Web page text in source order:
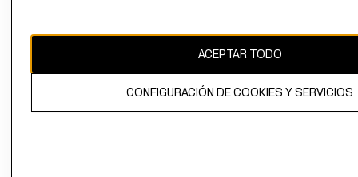
propiedad de H&M Hennes & Mauritz AB.ACEPTAR TODO
CONFIGURACIÓN DE COOKIES Y SERVICIOS